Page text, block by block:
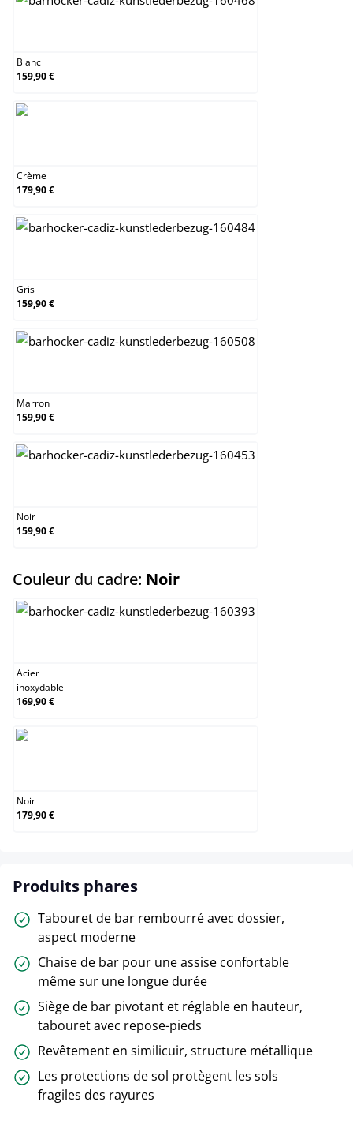
Blanc
159,90 €
Crème
179,90 €
Gris
159,90 €
Marron
159,90 €
Noir
159,90 €
Couleur du cadre: Noirselect
Acier
inoxydable
169,90 €
Noir
179,90 €
Produits phares
Tabouret de bar rembourré avec dossier,
aspect moderne
Chaise de bar pour une assise confortable
même sur une longue durée
Siège de bar pivotant et réglable en hauteur,
tabouret avec repose-pieds
Revêtement en similicuir, structure métallique
Les protections de sol protègent les sols
fragiles des rayures